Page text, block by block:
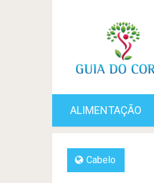
ALIMENTAÇÃO
Cabelo